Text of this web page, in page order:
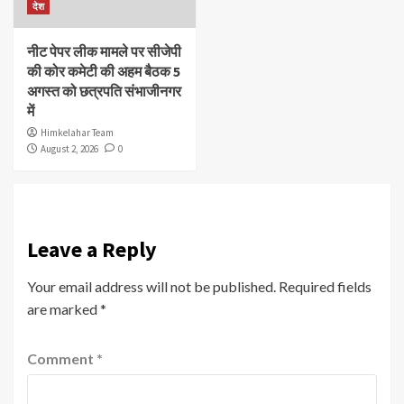
देश
नीट पेपर लीक मामले पर सीजेपी
की कोर कमेटी की अहम बैठक 5
अगस्त को छत्रपति संभाजीनगर
में
Himkelahar Team
August 2, 2026
0
Leave a Reply
Your email address will not be published. Required fields
are marked*
Comment *